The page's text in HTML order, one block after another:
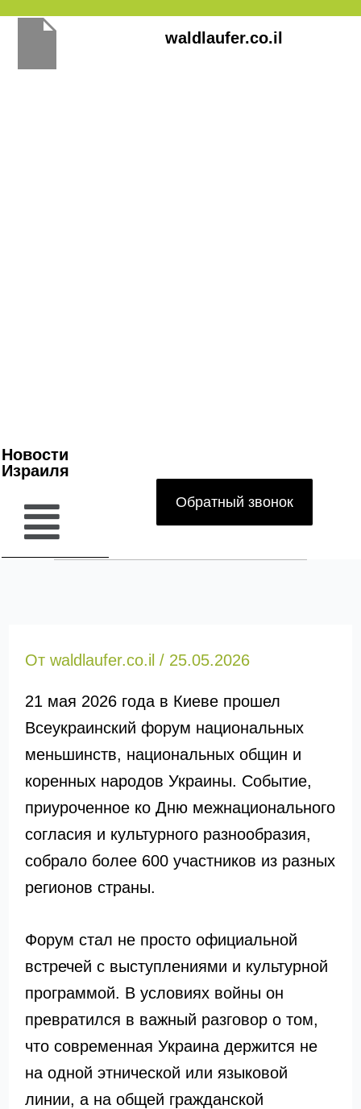
Перейти
содержимому
waldlaufer.co.il
Новости
Израиля
Обратный звонок
От waldlaufer.co.il / 25.05.2026
21 мая 2026 года в Киеве прошел
Всеукраинский форум национальных
меньшинств, национальных общин и
коренных народов Украины. Событие,
приуроченное ко Дню межнационального
согласия и культурного разнообразия,
собрало более 600 участников из разных
регионов страны.
Форум стал не просто официальной
встречей с выступлениями и культурной
программой. В условиях войны он
превратился в важный разговор о том,
что современная Украина держится не
на одной этнической или языковой
линии, а на общей гражданской